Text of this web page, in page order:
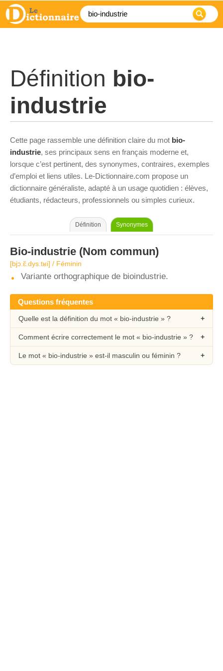
Définition bio-
industrie
Cette page rassemble une définition claire du mot bio-
industrie, ses principaux sens en français moderne et,
lorsque c’est pertinent, des synonymes, contraires, exemples
d’emploi et liens utiles. Le-Dictionnaire.com propose un
dictionnaire généraliste, adapté à un usage quotidien : élèves,
étudiants, rédacteurs, professionnels ou simples curieux.
Définition Synonymes
Bio-industrie (Nom commun)
[bjɔ.ɛ̃.dys.tʁi] / Féminin
Variante orthographique de bioindustrie.
Questions fréquentes
Quelle est la définition du mot « bio-industrie » ?
Comment écrire correctement le mot « bio-industrie » ?
Le mot « bio-industrie » est-il masculin ou féminin ?